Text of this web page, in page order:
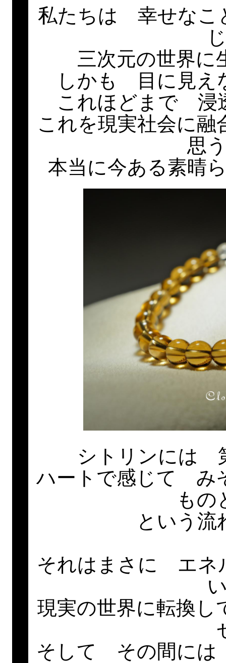
私たちは 幸せなこ
三次元の世界に
しかも 目に見え
これほどまで 浸
これを現実社会に
思
本当に今ある素晴
シトリンには
ハートで感じて み
もの
という流
それはまさに エネ
現実の世界に転換し
そして その間には